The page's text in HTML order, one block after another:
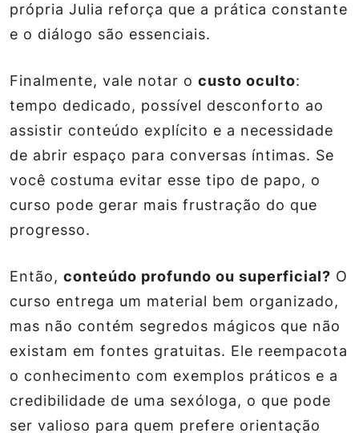
própria Julia reforça que a prática constante
e o diálogo são essenciais.
Finalmente, vale notar o custo oculto:
tempo dedicado, possível desconforto ao
assistir conteúdo explícito e a necessidade
de abrir espaço para conversas íntimas. Se
você costuma evitar esse tipo de papo, o
curso pode gerar mais frustração do que
progresso.
Então, conteúdo profundo ou superficial? O
curso entrega um material bem organizado,
mas não contém segredos mágicos que não
existam em fontes gratuitas. Ele reempacota
o conhecimento com exemplos práticos e a
credibilidade de uma sexóloga, o que pode
ser valioso para quem prefere orientação